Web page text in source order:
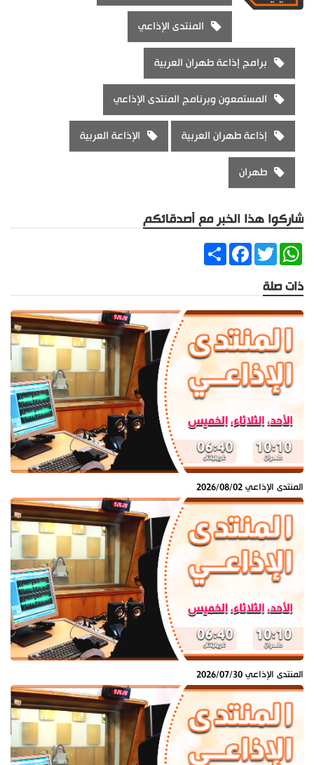
المنتدى الإذاعي
برامج إذاعة طهران العربية
المستمعون وبرنامج المنتدى الإذاعي
إذاعة طهران العربية الإذاعة العربية
طهران
شاركوا هذا الخبر مع أصدقائكم
ShareFacebookTwitter
WhatsApp
ذات صلة
المنتدى الإذاعي 2026/08/02
المنتدى الإذاعي 2026/07/30